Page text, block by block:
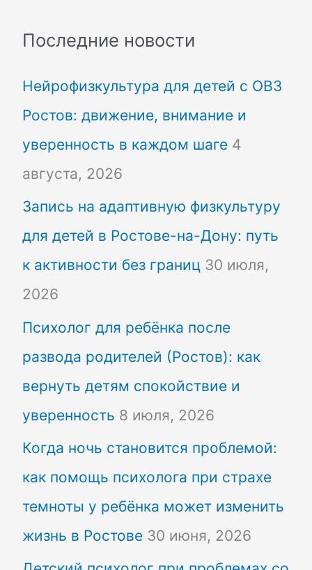
к
:
Последние новости
Нейрофизкультура для детей с ОВЗ
Ростов: движение, внимание и
уверенность в каждом шаге 4
августа, 2026
Запись на адаптивную физкультуру
для детей в Ростове-на-Дону: путь
к активности без границ 30 июля,
2026
Психолог для ребёнка после
развода родителей (Ростов): как
вернуть детям спокойствие и
уверенность 8 июля, 2026
Когда ночь становится проблемой:
как помощь психолога при страхе
темноты у ребёнка может изменить
жизнь в Ростове 30 июня, 2026